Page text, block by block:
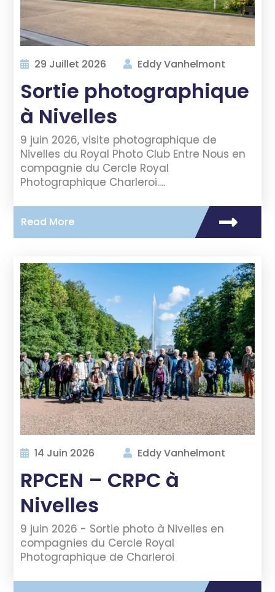
29 Juillet 2026 Eddy Vanhelmont
Sortie photographique
à Nivelles
9 juin 2026, visite photographique de
Nivelles du Royal Photo Club Entre Nous en
compagnie du Cercle Royal
Photographique Charleroi.…
Read More
14 Juin 2026 Eddy Vanhelmont
RPCEN – CRPC à
Nivelles
9 juin 2026 - Sortie photo à Nivelles en
compagnies du Cercle Royal
Photographique de Charleroi